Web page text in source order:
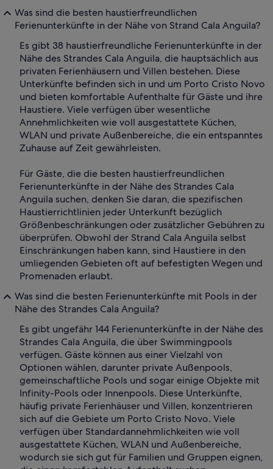
Was sind die besten haustierfreundlichen
Ferienunterkünfte in der Nähe von Strand Cala Anguila?
Es gibt 38 haustierfreundliche Ferienunterkünfte in der
Nähe des Strandes Cala Anguila, die hauptsächlich aus
privaten Ferienhäusern und Villen bestehen. Diese
Unterkünfte befinden sich in und um Porto Cristo Novo
und bieten komfortable Aufenthalte für Gäste und ihre
Haustiere. Viele verfügen über wesentliche
Annehmlichkeiten wie voll ausgestattete Küchen,
WLAN und private Außenbereiche, die ein entspanntes
Zuhause auf Zeit gewährleisten.
Für Gäste, die die besten haustierfreundlichen
Ferienunterkünfte in der Nähe des Strandes Cala
Anguila suchen, denken Sie daran, die spezifischen
Haustierrichtlinien jeder Unterkunft bezüglich
Größenbeschränkungen oder zusätzlicher Gebühren zu
überprüfen. Obwohl der Strand Cala Anguila selbst
Einschränkungen haben kann, sind Haustiere in den
umliegenden Gebieten oft auf befestigten Wegen und
Promenaden erlaubt.
Was sind die besten Ferienunterkünfte mit Pools in der
Nähe des Strandes Cala Anguila?
Es gibt ungefähr 144 Ferienunterkünfte in der Nähe des
Strandes Cala Anguila, die über Swimmingpools
verfügen. Gäste können aus einer Vielzahl von
Optionen wählen, darunter private Außenpools,
gemeinschaftliche Pools und sogar einige Objekte mit
Infinity-Pools oder Innenpools. Diese Unterkünfte,
häufig private Ferienhäuser und Villen, konzentrieren
sich auf die Gebiete um Porto Cristo Novo. Viele
verfügen über Standardannehmlichkeiten wie voll
ausgestattete Küchen, WLAN und Außenbereiche,
wodurch sie sich gut für Familien und Gruppen eignen,